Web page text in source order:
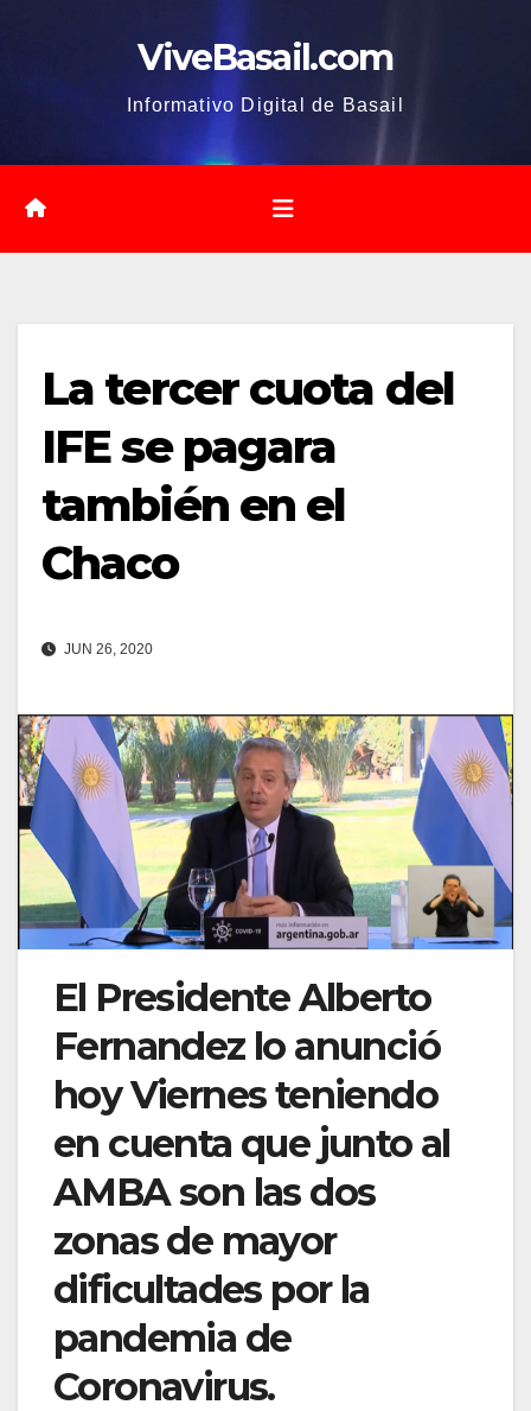
ViveBasail.com
Informativo Digital de Basail
La tercer cuota del
IFE se pagara
también en el
Chaco
JUN 26, 2020
El Presidente Alberto
Fernandez lo anunció
hoy Viernes teniendo
en cuenta que junto al
AMBA son las dos
zonas de mayor
dificultades por la
pandemia de
Coronavirus.